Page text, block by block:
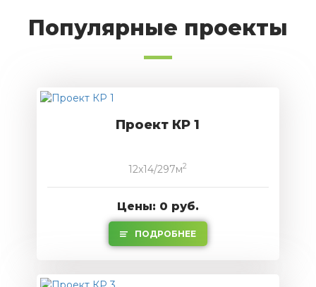
Популярные проекты
Проект КР 1
12x14/297м2
Цены: 0 руб.
ПОДРОБНЕЕ